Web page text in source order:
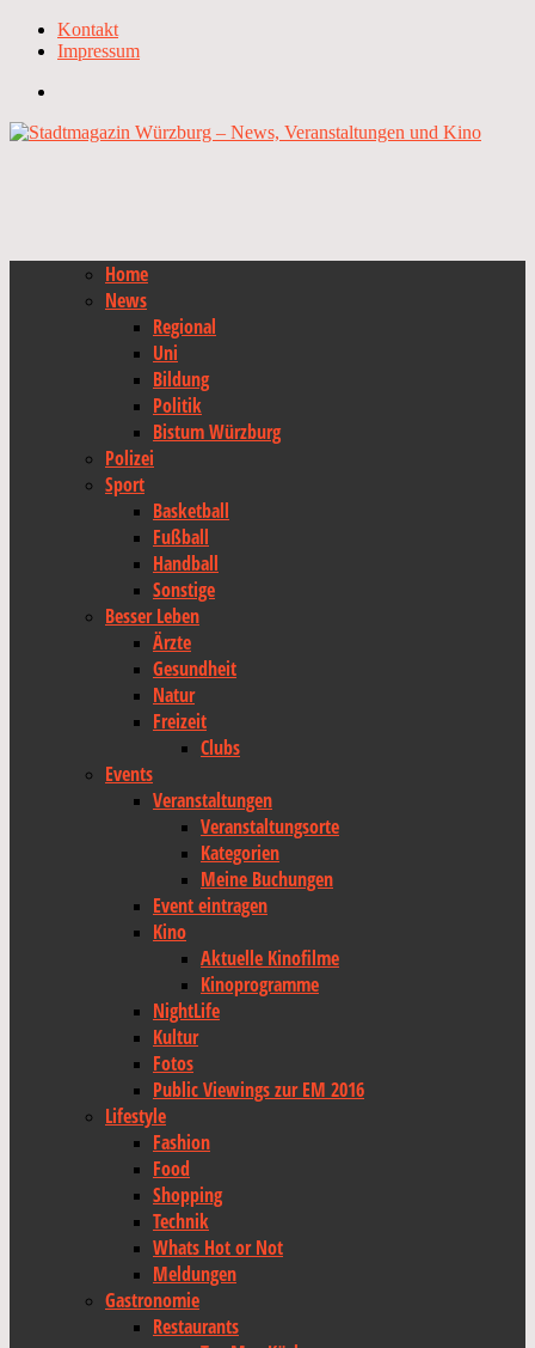
Kontakt
Impressum
Home
News
Regional
Uni
Bildung
Politik
Bistum Würzburg
Polizei
Sport
Basketball
Fußball
Handball
Sonstige
Besser Leben
Ärzte
Gesundheit
Natur
Freizeit
Clubs
Events
Veranstaltungen
Veranstaltungsorte
Kategorien
Meine Buchungen
Event eintragen
Kino
Aktuelle Kinofilme
Kinoprogramme
NightLife
Kultur
Fotos
Public Viewings zur EM 2016
Lifestyle
Fashion
Food
Shopping
Technik
Whats Hot or Not
Meldungen
Gastronomie
Restaurants